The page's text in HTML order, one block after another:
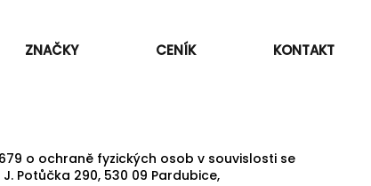
ZNAČKY CENÍK KONTAKT
o ochraně fyzických osob v souvislosti se
Potůčka 290, 530 09 Pardubice,